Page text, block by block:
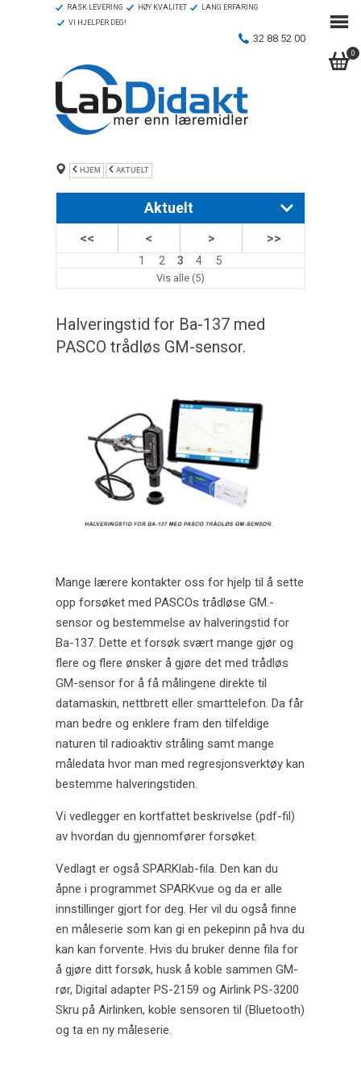
0
RASK LEVERING HØY KVALITET
LANG ERFARING
VI HJELPER DEG!
32 88 52 00
HJEM AKTUELT
Aktuelt
Lær naturfag gjennom koding, se kort video!
Webinar – Koding med PASCO-sensorer og gratis
Lær koding med PASCO!
Koding med mobiltelefon
Erik Duhs Nilsen ansettes i LabDidakt.
LabDidakt ny norsk PASCO forhandler fra
01.01.2020!
Er du skole og vil bestille?
Datalogging i naturfagene.
<< < > >>
1 2 3 4 5
Vis alle (5)
Halveringstid for Ba-137 med
PASCO trådløs GM-sensor.
Mange lærere kontakter oss for hjelp til å sette
opp forsøket med PASCOs trådløse GM.-
sensor og bestemmelse av halveringstid for
Ba-137. Dette et forsøk svært mange gjør og
flere og flere ønsker å gjøre det med trådløs
GM-sensor for å få målingene direkte til
datamaskin, nettbrett eller smarttelefon. Da får
man bedre og enklere fram den tilfeldige
naturen til radioaktiv stråling samt mange
måledata hvor man med regresjonsverktøy kan
bestemme halveringstiden.
Vi vedlegger en kortfattet beskrivelse (pdf-fil)
av hvordan du gjennomfører forsøket.
Vedlagt er også SPARKlab-fila. Den kan du
åpne i programmet SPARKvue og da er alle
innstillinger gjort for deg. Her vil du også finne
en måleserie som kan gi en pekepinn på hva du
kan kan forvente. Hvis du bruker denne fila for
å gjøre ditt forsøk, husk å koble sammen GM-
rør, Digital adapter PS-2159 og Airlink PS-3200
Skru på Airlinken, koble sensoren til (Bluetooth)
og ta en ny måleserie.